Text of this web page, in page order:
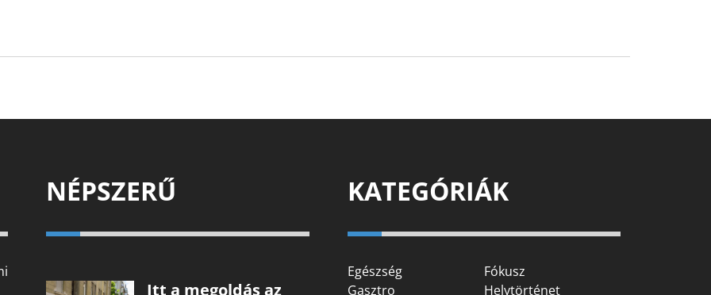
NÉPSZERŰ
Itt a megoldás az
KATEGÓRIÁK
Egészség
Fókusz
Gasztro
Helytörténet